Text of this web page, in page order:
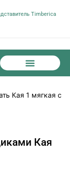
Timberica
Кая 1 мягкая с
Кая